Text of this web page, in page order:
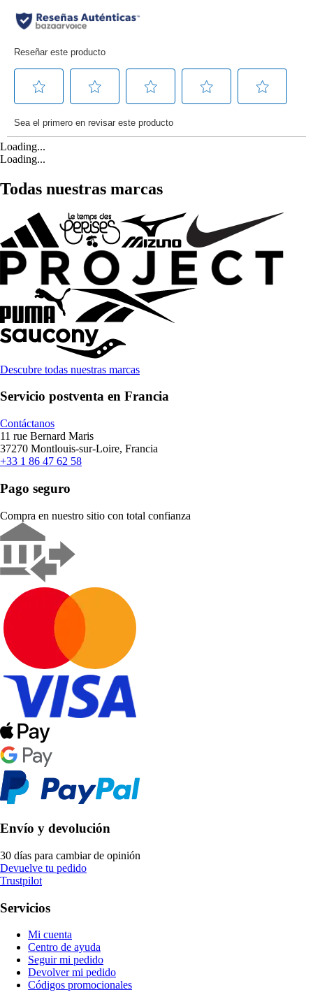
Loading...
Loading...
Todas nuestras marcas
Descubre todas nuestras marcas
Servicio postventa en Francia
Contáctanos
11 rue Bernard Maris
37270 Montlouis-sur-Loire, Francia
+33 1 86 47 62 58
Pago seguro
Compra en nuestro sitio con total confianza
Envío y devolución
30 días para cambiar de opinión
Devuelve tu pedido
Trustpilot
Servicios
Mi cuenta
Centro de ayuda
Seguir mi pedido
Devolver mi pedido
Códigos promocionales